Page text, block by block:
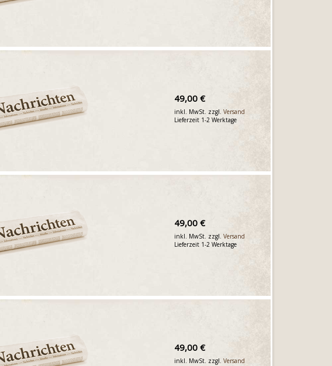
49,00 €
inkl. MwSt. zzgl.Versand
Lieferzeit 1-2 Werktage
49,00 €
inkl. MwSt. zzgl.Versand
Lieferzeit 1-2 Werktage
49,00 €
inkl. MwSt. zzgl.Versand